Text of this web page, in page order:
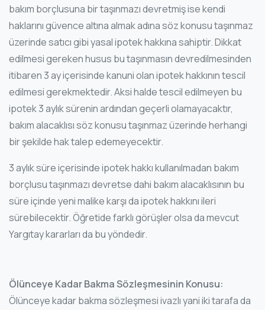
bakım borçlusuna bir taşınmazı devretmiş ise kendi
haklarını güvence altına almak adına söz konusu taşınmaz
üzerinde satıcı gibi yasal ipotek hakkına sahiptir. Dikkat
edilmesi gereken husus bu taşınmasın devredilmesinden
itibaren 3 ay içerisinde kanuni olan ipotek hakkının tescil
edilmesi gerekmektedir. Aksi halde tescil edilmeyen bu
ipotek 3 aylık sürenin ardından geçerli olamayacaktır,
bakım alacaklısı söz konusu taşınmaz üzerinde herhangi
bir şekilde hak talep edemeyecektir.
3 aylık süre içerisinde ipotek hakkı kullanılmadan bakım
borçlusu taşınmazı devretse dahi bakım alacaklısının bu
süre içinde yeni malike karşı da ipotek hakkını ileri
sürebilecektir. Öğretide farklı görüşler olsa da mevcut
Yargıtay kararları da bu yöndedir.
Ölünceye Kadar Bakma Sözleşmesinin Konusu:
Ölünceye kadar bakma sözleşmesi ivazlı yani iki tarafa da